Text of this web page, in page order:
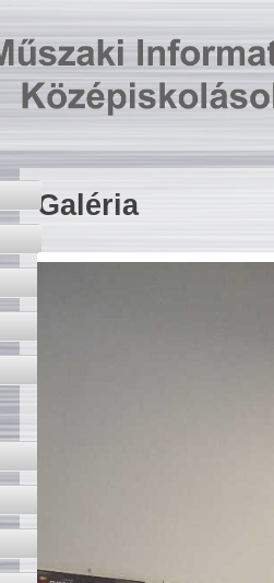
Galéria